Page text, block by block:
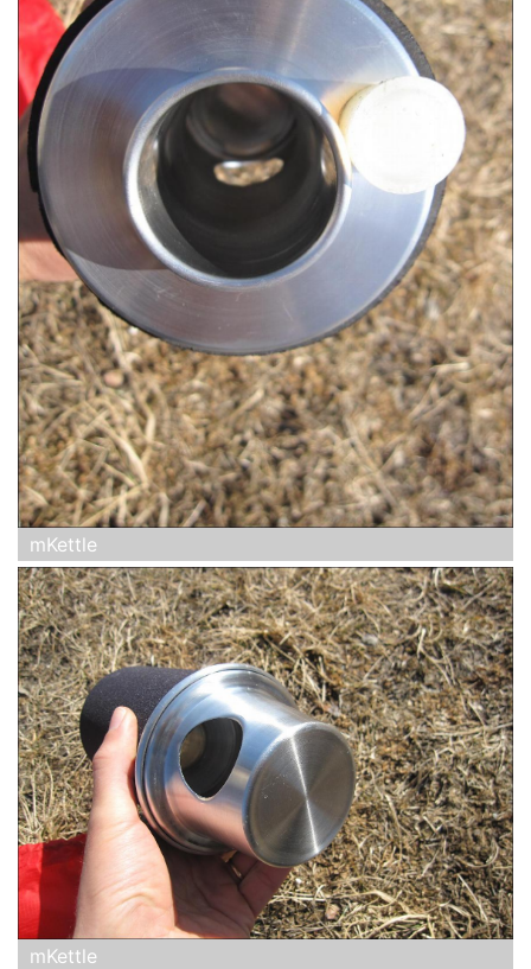
mKettle
mKettle